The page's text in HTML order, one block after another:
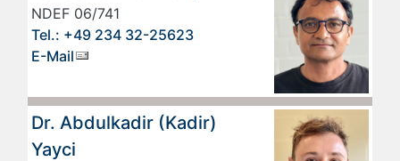
NDEF 06/741
Tel.: +49 234 32-25623
E-Mail
Dr. Abdulkadir (Kadir)
Yayci